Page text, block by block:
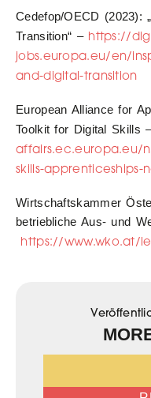
Cedefop/OECD (2023):
Transition“ – https://
jobs.europa.eu/en/
and-digital-transition
European Alliance for
Toolkit for Digital Skills
affairs.ec.europa.eu/
skills-apprenticeships-
Wirtschaftskammer
betriebliche Aus- und
https://www.wko.at/